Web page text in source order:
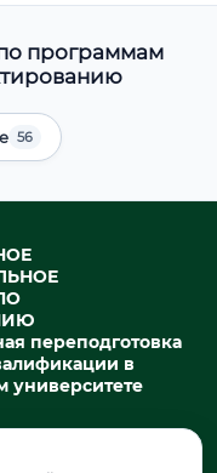
программам
56
переподготовка
в
университете
активная ссылка